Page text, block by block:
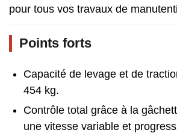
pour tous vos travaux de
Points forts
Capacité de levage et de
454 kg.
Contrôle total grâce à la
une vitesse variable et